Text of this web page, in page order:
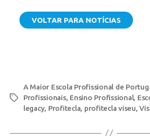
VOLTAR PARA NOTÍCIAS
A Maior Escola Profissional de
Profissionais, Ensino Profissional,
legacy, Profitecla, profitecla viseu,